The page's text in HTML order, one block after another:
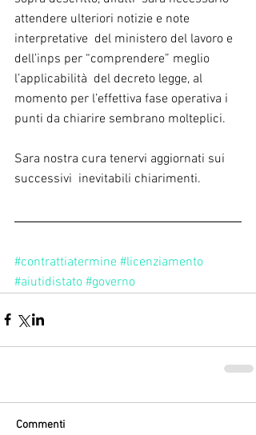
attendere ulteriori notizie e note
interpretative  del ministero del lavoro e
dell’inps per “comprendere” meglio
l’applicabilità  del decreto legge, al
momento per l’effettiva fase operativa i
punti da chiarire sembrano molteplici.
Sara nostra cura tenervi aggiornati sui
successivi  inevitabili chiarimenti.
#contrattiatermine #licenziamento
#aiutidistato #governo
Commenti